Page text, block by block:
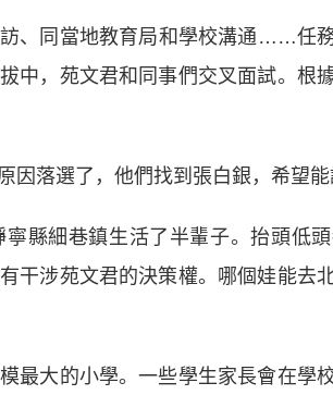
同當地教育局和學校溝通……任務
中，苑文君和同事們交叉面試。根
落選了，他們找到張白銀，希望能
細巷鎮生活了半輩子。抬頭低頭
干涉苑文君的決策權。哪個娃能去
大的小學。一些學生家長會在學校